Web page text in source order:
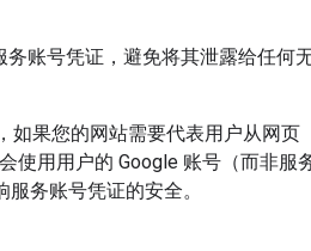
账号凭证，避免将其泄露给任何
如果您的网站需要代表用户从网页
使用用户的 Google 账号（而非服
务账号凭证的安全。